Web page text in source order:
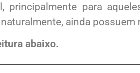
principalmente para
ainda
abaixo.